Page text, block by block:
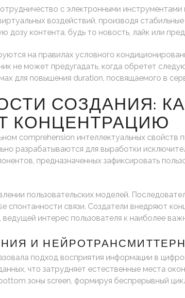
с электронными инструментами
воздействий, производя
дозу контента, будь то новость, лайк или
на правилах условного
не может предугадать, когда обретет
для повышения duration, посвящаемого в
СОЗДАНИЯ:
КОНЦЕНТРАЦИЮ
comprehension интеллектуальных свойств
разрабатываются для выработки
предназначенных зафиксировать
пользовательских моделей.
связи. Создатели внедряют
интерес пользователя к наиболее
И
подход восприятия информации в
что затрудняет естественные места
зоны screen, формируя беспрерывный